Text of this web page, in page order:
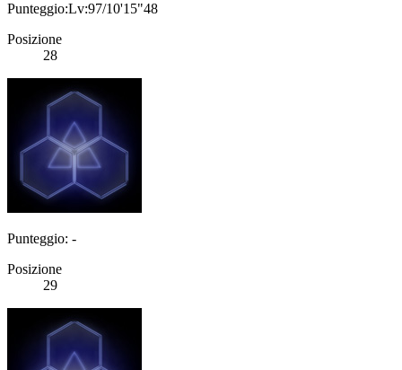
Punteggio:Lv:97/10'15"48
Posizione
28
Punteggio: -
Posizione
29